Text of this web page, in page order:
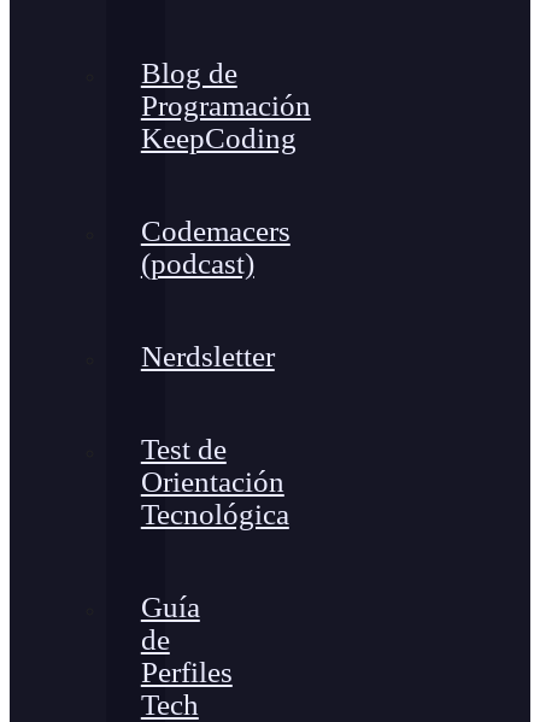
Blog de
Programación
KeepCoding
Codemacers
(podcast)
Nerdsletter
Test de
Orientación
Tecnológica
Guía
de
Perfiles
Tech